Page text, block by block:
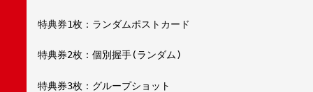
特典券1枚：ランダムポストカード
特典券2枚：個別握手(ランダム)
特典券3枚：グループショット